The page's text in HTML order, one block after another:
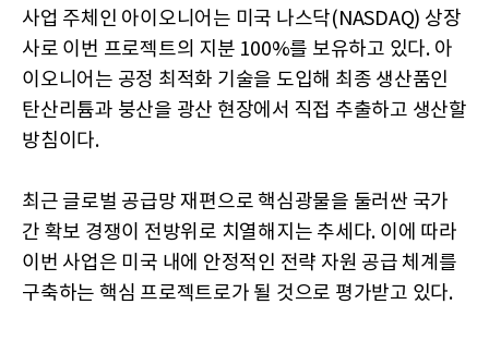
사업 주체인 아이오니어는 미국 나스닥(NASDAQ) 상장
사로 이번 프로젝트의 지분 100%를 보유하고 있다. 아
이오니어는 공정 최적화 기술을 도입해 최종 생산품인
탄산리튬과 붕산을 광산 현장에서 직접 추출하고 생산할
방침이다.
최근 글로벌 공급망 재편으로 핵심광물을 둘러싼 국가
간 확보 경쟁이 전방위로 치열해지는 추세다. 이에 따라
이번 사업은 미국 내에 안정적인 전략 자원 공급 체계를
구축하는 핵심 프로젝트로가 될 것으로 평가받고 있다.